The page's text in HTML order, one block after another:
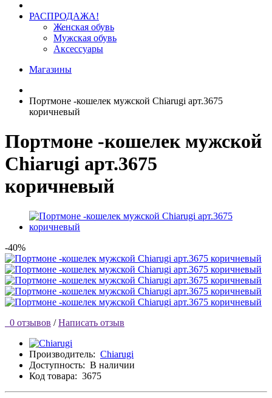
РАСПРОДАЖА!
Женская обувь
Мужская обувь
Аксессуары
Магазины
Портмоне -кошелек мужской Chiarugi арт.3675
коричневый
Портмоне -кошелек мужской
Chiarugi арт.3675
коричневый
-40%
0 отзывов / Написать отзыв
Производитель: Chiarugi
Доступность: В наличии
Код товара: 3675